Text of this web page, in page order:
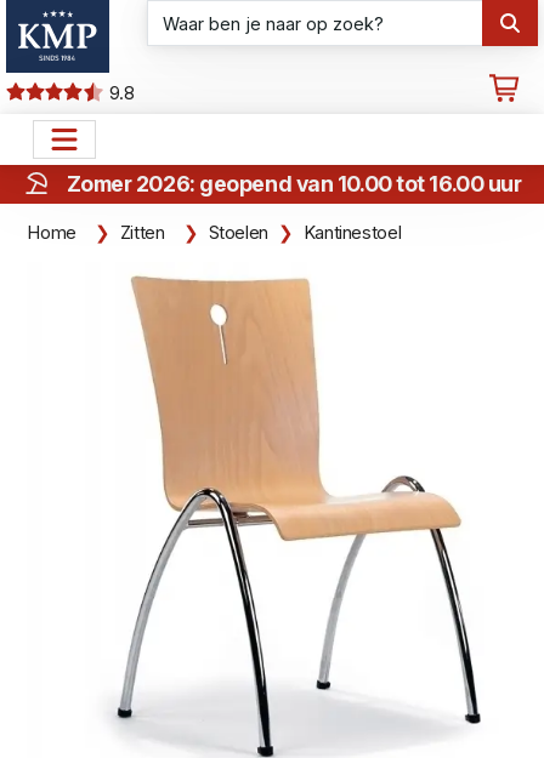
9.8
Zomer 2026: geopend van 10.00 tot 16.00 uur
Home Zitten Stoelen Kantinestoel